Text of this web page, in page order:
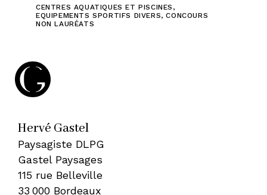
CENTRES AQUATIQUES ET PISCINES ,
EQUIPEMENTS SPORTIFS DIVERS,CONCOURS
NON LAURÉATS
Hervé Gastel
Paysagiste DLPG
Gastel Paysages
115 rue Belleville
33 000 Bordeaux